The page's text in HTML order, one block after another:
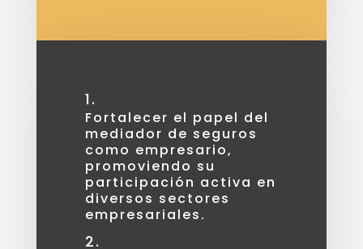
Fortalecer el papel del
mediador de seguros
como empresario,
promoviendo su
participación activa en
diversos sectores
empresariales.